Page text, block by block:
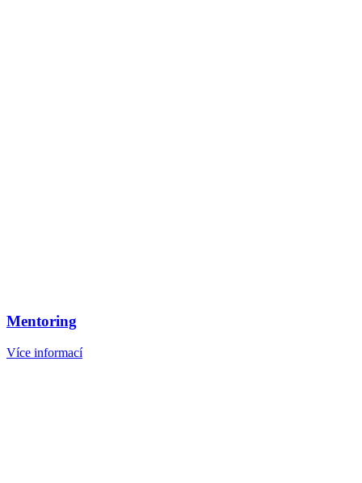
Mentoring
Více informací